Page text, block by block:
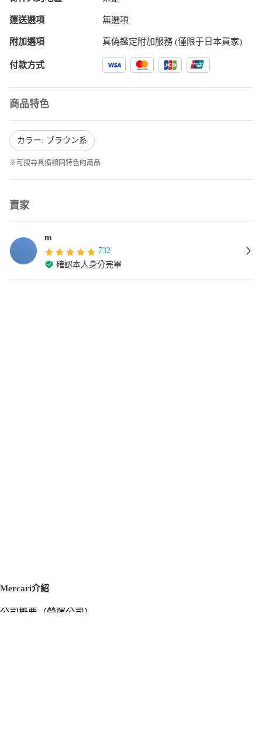
運送選項 無選項
附加選項 真偽鑑定附加服務 (僅限于日本買家)
付款方式
商品特色
カラー: ブラウン系
※可搜尋具備相同特色的商品
賣家
m
732
確認本人身分完畢
Mercari介紹
公司概要（營運公司）